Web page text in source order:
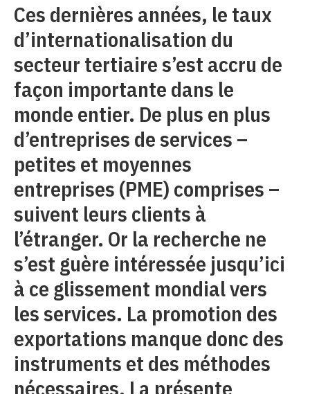
Ces dernières années, le taux
d’internationalisation du
secteur tertiaire s’est accru de
façon importante dans le
monde entier. De plus en plus
d’entreprises de services –
petites et moyennes
entreprises (PME) comprises –
suivent leurs clients à
l’étranger. Or la recherche ne
s’est guère intéressée jusqu’ici
à ce glissement mondial vers
les services. La promotion des
exportations manque donc des
instruments et des méthodes
nécessaires. La présente